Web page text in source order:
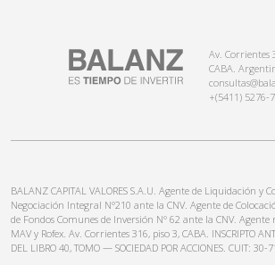
Av. Corrientes
CABA.
+(5411) 5276-
BALANZ CAPITAL VALORES S.A.U. Agente de Liquidación y
Negociación Integral N°210 ante la CNV. Agente de
de Fondos Comunes de Inversión N° 62 ante la CNV.
MAV y Rofex. Av. Corrientes 316, piso 3, CABA. INSCRIPTO
DEL LIBRO 40, TOMO — SOCIEDAD POR ACCIONES. CUIT: 30-